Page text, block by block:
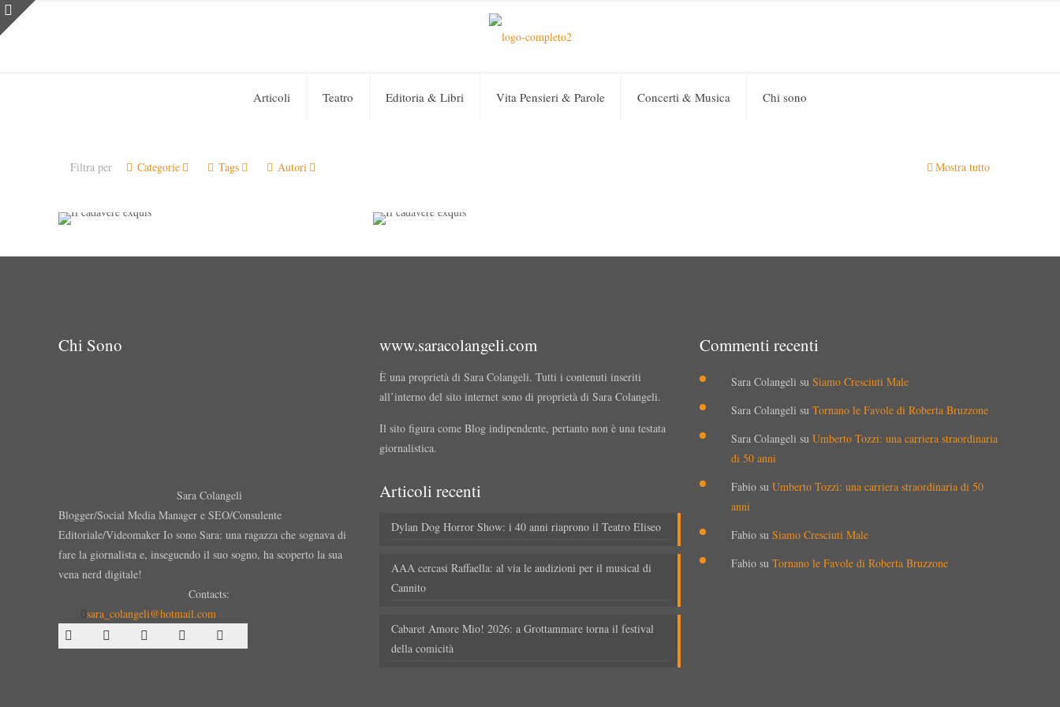
Articoli Teatro Editoria & Libri Vita Pensieri & Parole Concerti & Musica Chi sono
Filtra per Categorie Tags Autori Mostra tutto
Chi Sono
Sara Colangeli
Blogger/Social Media Manager e SEO/Consulente
Editoriale/Videomaker Io sono Sara: una ragazza che sognava di
fare la giornalista e, inseguendo il suo sogno, ha scoperto la sua
vena nerd digitale!
Contacts:
sara_colangeli@hotmail.com
www.saracolangeli.com
È una proprietà di Sara Colangeli. Tutti i contenuti inseriti
all’interno del sito internet sono di proprietà di Sara Colangeli.
Il sito figura come Blog indipendente, pertanto non è una testata
giornalistica.
Articoli recenti
Dylan Dog Horror Show: i 40 anni riaprono il Teatro Eliseo
AAA cercasi Raffaella: al via le audizioni per il musical di
Cannito
Cabaret Amore Mio! 2026: a Grottammare torna il festival
della comicità
Commenti recenti
Sara Colangeli suSiamo Cresciuti Male
Sara Colangeli suTornano le Favole di Roberta Bruzzone
Sara Colangeli suUmberto Tozzi: una carriera straordinaria
di 50 anni
Fabio suUmberto Tozzi: una carriera straordinaria di 50
anni
Fabio suSiamo Cresciuti Male
Fabio suTornano le Favole di Roberta Bruzzone